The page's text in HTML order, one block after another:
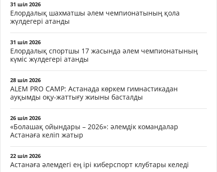
31 шіл 2026
Елордалық шахматшы әлем чемпионатының қола
жүлдегері атанды
31 шіл 2026
Елордалық спортшы 17 жасында әлем чемпионатының
күміс жүлдегері атанды
28 шіл 2026
ALEM PRO CAMP: Астанада көркем гимнастикадан
ауқымды оқу-жаттығу жиыны басталды
26 шіл 2026
«Болашақ ойындары – 2026»: әлемдік командалар
Астанаға келіп жатыр
22 шіл 2026
Астанаға әлемдегі ең ірі киберспорт клубтары келеді